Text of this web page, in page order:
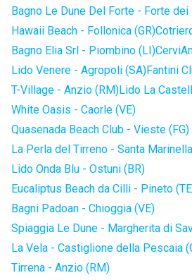
Bagno Le Dune Del Forte - Forte dei
Hawaii Beach - Follonica (GR)
Bagno Elia Srl - Piombino (LI)
Lido Venere - Agropoli (SA)Fantini
T-Village - Anzio (RM)Lido La
White Oasis - Caorle (VE)
Quasenada Beach Club - Vieste (FG)
La Perla del Tirreno - Santa
Lido Onda Blu - Ostuni (BR)
Eucaliptus Beach da Cilli - Pineto
Bagni Padoan - Chioggia (VE)
Spiaggia Le Dune - Margherita di
La Vela - Castiglione della Pescaia
Tirrena - Anzio (RM)